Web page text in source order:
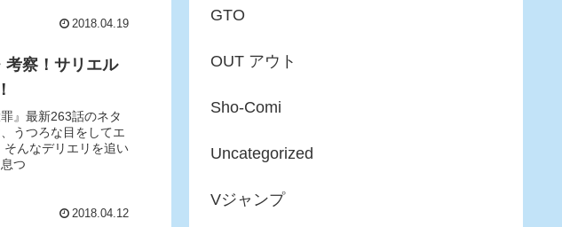
2018.04.19
考察！サリエル
』最新263話のネタ
うつろな目をしてエ
そんなデリエリを追い
つ
2018.04.12
GTO
OUT アウト
Sho-Comi
Uncategorized
Vジャンプ